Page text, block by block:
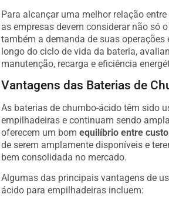
Para alcançar uma melhor relação
as empresas devem considerar não só
também a demanda de suas operações
longo do ciclo de vida da bateria,
manutenção, recarga e eficiência
Vantagens das Baterias de
As baterias de chumbo-ácido têm sido
empilhadeiras e continuam sendo
oferecem um bomequilíbrio entre
de serem amplamente disponíveis e
bem consolidada no mercado.
Algumas das principais vantagens de
ácido para empilhadeiras incluem: